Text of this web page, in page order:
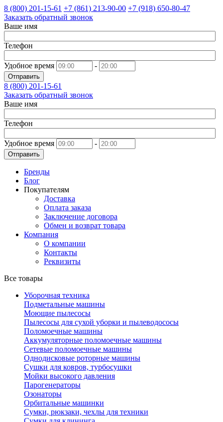
8 (800) 201-15-61 +7 (861) 213-90-00 +7 (918) 650-80-47
Заказать обратный звонок
Ваше имя
Телефон
Удобное время -
Отправить
8 (800) 201-15-61
Заказать обратный звонок
Ваше имя
Телефон
Удобное время -
Отправить
Бренды
Блог
Покупателям
Доставка
Оплата заказа
Заключение договора
Обмен и возврат товара
Компания
О компании
Контакты
Реквизиты
Все товары
Уборочная техника
Подметальные машины
Моющие пылесосы
Пылесосы для сухой уборки и пылеводососы
Поломоечные машины
Аккумуляторные поломоечные машины
Сетевые поломоечные машины
Однодисковые роторные машины
Сушки для ковров, турбосушки
Мойки высокого давления
Парогенераторы
Озонаторы
Орбитальные машинки
Сумки, рюкзаки, чехлы для техники